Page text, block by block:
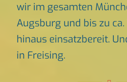
wir im gesamten
Augsburg und bis zu
hinaus einsatzbereit.
in Freising.